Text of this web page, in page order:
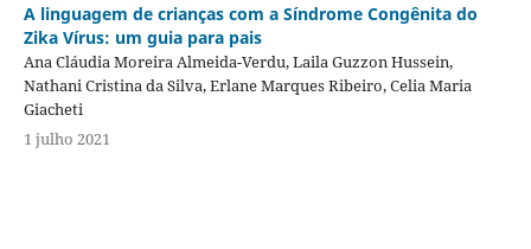
A linguagem de crianças com a Síndrome Congênita do
Zika Vírus: um guia para pais
Ana Cláudia Moreira Almeida-Verdu, Laila Guzzon Hussein,
Nathani Cristina da Silva, Erlane Marques Ribeiro, Celia Maria
Giacheti
1 julho 2021